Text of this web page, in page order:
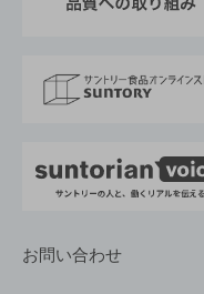
採用情報
お問い合わせ